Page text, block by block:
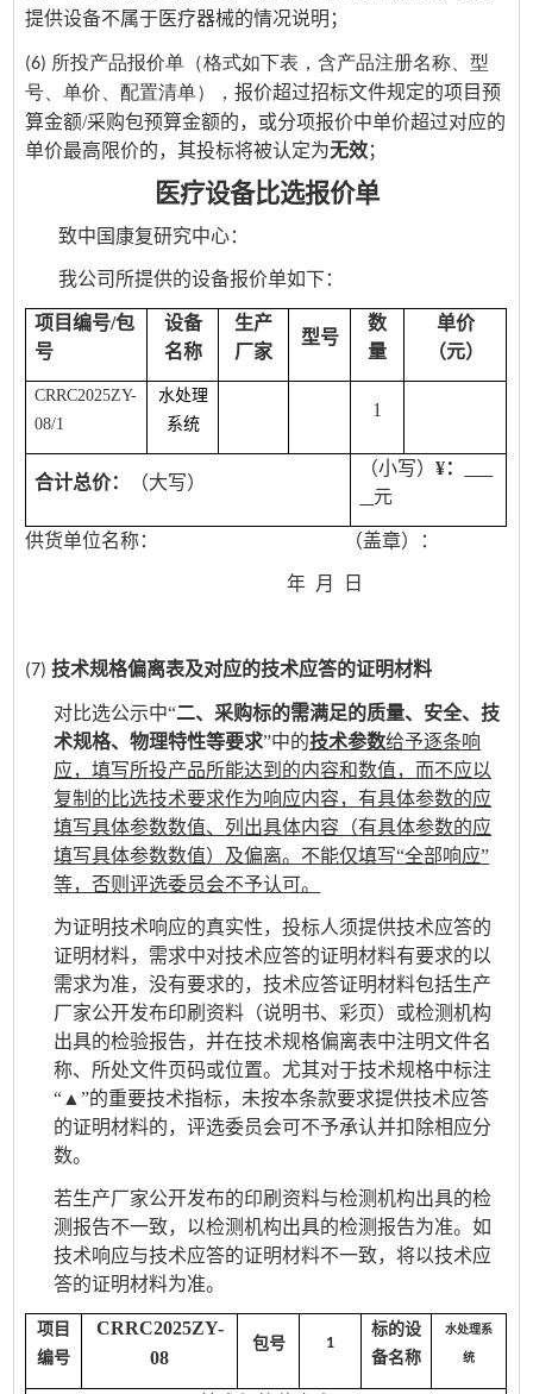
提供设备不属于医疗器械的情况说明；
(6) 所投产品报价单（格式如下表，含产品注册名称、型
号、单价、配置清单），报价超过招标文件规定的项目预
算金额/采购包预算金额的，或分项报价中单价超过对应的
单价最高限价的，其投标将被认定为无效；
医疗设备比选报价单
致中国康复研究中心：
我公司所提供的设备报价单如下：
项目编号/包
号
设备
名称
生产
厂家
型号
数
量
单价
（元）
CRRC2025ZY-
08/1
水处理
系统
1
合计总价： （大写）
（小写）¥：
元
供货单位名称： （盖章）：
年 月 日
(7)技术规格偏离表及对应的技术应答的证明材料
对比选公示中“二、采购标的需满足的质量、安全、技
术规格、物理特性等要求”中的技术参数给予逐条响
应，填写所投产品所能达到的内容和数值，而不应以
复制的比选技术要求作为响应内容，有具体参数的应
填写具体参数数值、 列出具体内容（有具体参数的应
填写具体参数数值）及偏离。 不能仅填写“全部响应”
等，否则评选委员会不予认可。
为证明技术响应的真实性，投标人须提供技术应答的
证明材料，需求中对技术应答的证明材料有要求的以
需求为准，没有要求的，技术应答证明材料包括生产
厂家公开发布印刷资料（说明书、彩页）或检测机构
出具的检验报告，并在技术规格偏离表中注明文件名
称、所处文件页码或位置。尤其对于技术规格中标注
“ ▲”的重要技术指标， 未按本条款要求提供技术应答
的证明材料的，评选委员会可不予承认并扣除相应分
数。
若生产厂家公开发布的印刷资料与检测机构出具的检
测报告不一致，以检测机构出具的检测报告为准。如
技术响应与技术应答的证明材料不一致，将以技术应
答的证明材料为准。
项目
编号
CRRC2025ZY-
08
包号 1
标的设
备名称
水处理系
统